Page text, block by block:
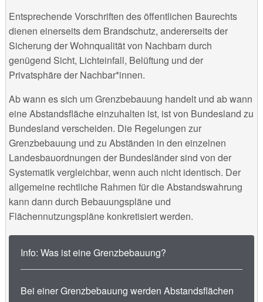
Entsprechende Vorschriften des öffentlichen Baurechts
dienen einerseits dem Brandschutz, andererseits der
Sicherung der Wohnqualität von Nachbarn durch
genügend Sicht, Lichteinfall, Belüftung und der
Privatsphäre der Nachbar*innen.
Ab wann es sich um Grenzbebauung handelt und ab wann
eine Abstandsfläche einzuhalten ist, ist von Bundesland zu
Bundesland verscheiden. Die Regelungen zur
Grenzbebauung und zu Abständen in den einzelnen
Landesbauordnungen der Bundesländer sind von der
Systematik vergleichbar, wenn auch nicht identisch. Der
allgemeine rechtliche Rahmen für die Abstandswahrung
kann dann durch Bebauungspläne und
Flächennutzungspläne konkretisiert werden.
Info: Was ist eine Grenzbebauung?
Bei einer Grenzbebauung werden Abstandsflächen